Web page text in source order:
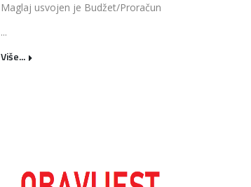
Maglaj usvojen je Budžet/Proračun
...
Više...